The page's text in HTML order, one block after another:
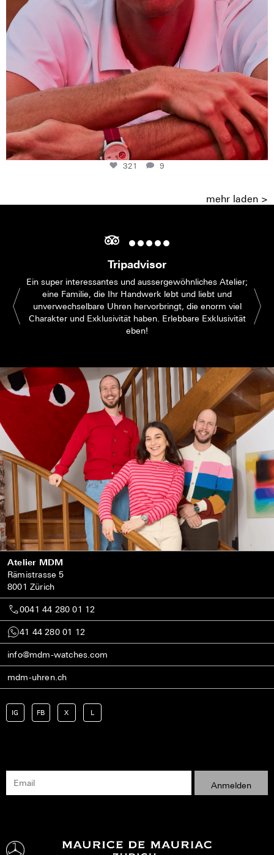
321 9
mehr laden >
Tripadvisor
Ein super interessantes und aussergewöhnliches Atelier;
eine Familie, die Ihr Handwerk lebt und liebt und
unverwechselbare Uhren hervorbringt, die enorm viel
Charakter und Exklusivität haben. Erlebbare Exklusivität
eben!
Atelier MDM
Rämistrasse 5
8001 Zürich
0041 44 280 01 12
41 44 280 01 12
info@mdm-watches.com
mdm-uhren.ch
IG FB X L